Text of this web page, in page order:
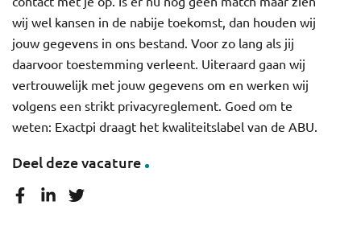
wij wel kansen in de nabije toekomst, dan houden wij
jouw gegevens in ons bestand. Voor zo lang als jij
daarvoor toestemming verleent. Uiteraard gaan wij
vertrouwelijk met jouw gegevens om en werken wij
volgens een strikt privacyreglement. Goed om te
weten: Exactpi draagt het kwaliteitslabel van de ABU.
Deel deze vacature